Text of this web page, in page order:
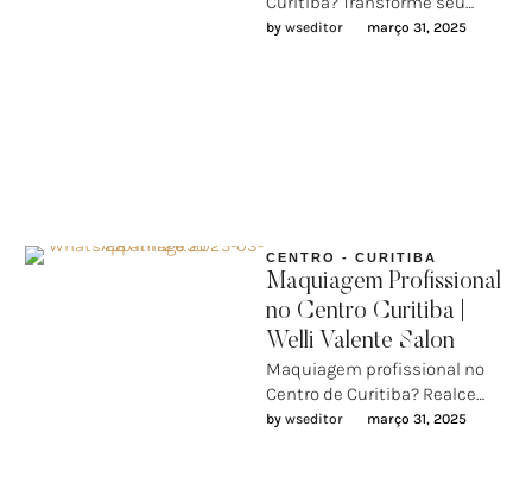
visual no Welli Valente
by wseditor março 31, 2025
CENTRO - CURITIBA
Maquiagem Profissional
no Centro Curitiba |
Welli Valente Salon
Maquiagem profissional no
Centro de Curitiba? Realce
sua beleza com o toque do
by wseditor março 31, 2025